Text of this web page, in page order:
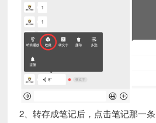
2、转存成笔记后，点击笔记那一